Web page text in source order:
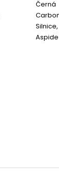
Černá
Silnice,
FROG 58 TRACK
16 055 Kč